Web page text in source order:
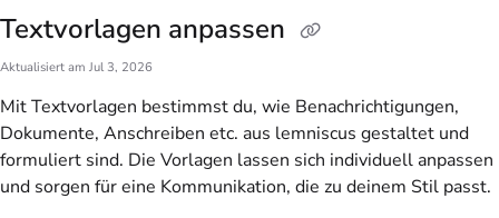
Textvorlagen anpassen
Aktualisiert am Jul 3, 2026
Mit Textvorlagen bestimmst du, wie Benachrichtigungen,
Dokumente, Anschreiben etc. aus lemniscus gestaltet und
formuliert sind. Die Vorlagen lassen sich individuell anpassen
und sorgen für eine Kommunikation, die zu deinem Stil passt.